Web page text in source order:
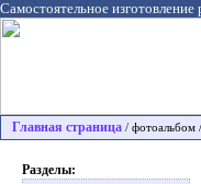
Самостоятельное
Главная страница / фотоальбом /
Разделы: